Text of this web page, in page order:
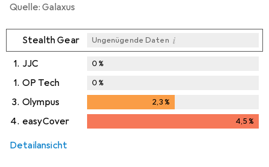
Quelle: Galaxus
Stealth Gear Ungenügende Daten i
1. JJC 0%
1. OP Tech 0%
3. Olympus 2,3%
4. easyCover 4,5%
Detailansicht